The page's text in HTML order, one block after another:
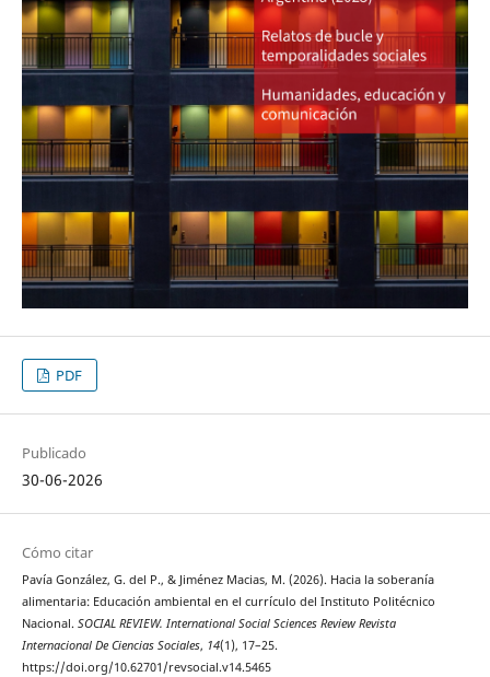
PDF
Publicado
30-06-2026
Cómo citar
Pavía González, G. del P., & Jiménez Macias, M. (2026). Hacia la soberanía
alimentaria: Educación ambiental en el currículo del Instituto Politécnico
Nacional. SOCIAL REVIEW. International Social Sciences Review Revista
Internacional De Ciencias Sociales, 14(1), 17–25.
https://doi.org/10.62701/revsocial.v14.5465